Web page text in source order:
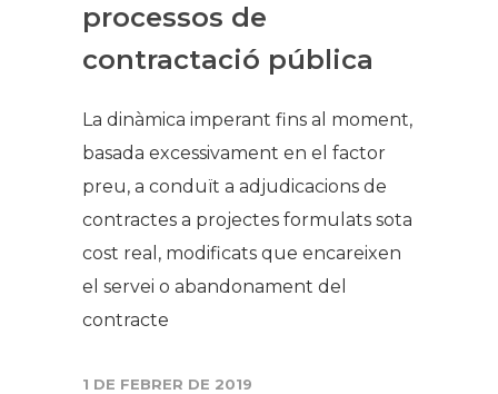
processos de
contractació pública
La dinàmica imperant fins al moment,
basada excessivament en el factor
preu, a conduït a adjudicacions de
contractes a projectes formulats sota
cost real, modificats que encareixen
el servei o abandonament del
contracte
1 DE FEBRER DE 2019